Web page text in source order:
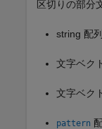
区切りの部分
string 配列
文字ベク
文字ベク
pattern